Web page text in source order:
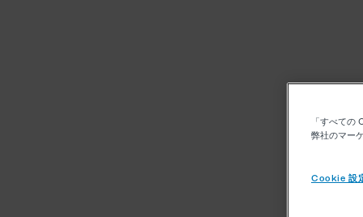
「すべての
弊社のマー
Cookie 設